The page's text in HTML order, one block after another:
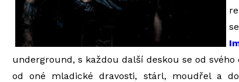
underground, s každou další deskou se od
od oné mladické dravosti, stárl, moudřel a